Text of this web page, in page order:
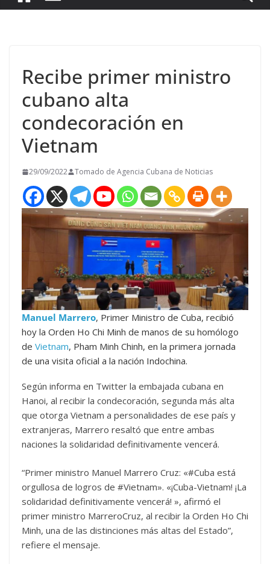
Recibe primer ministro
cubano alta
condecoración en
Vietnam
29/09/2022 Tomado de Agencia Cubana de Noticias
Manuel Marrero, Primer Ministro de Cuba, recibió
hoy la Orden Ho Chi Minh de manos de su homólogo
de Vietnam, Pham Minh Chinh, en la primera jornada
de una visita oficial a la nación Indochina.
Según informa en Twitter la embajada cubana en
Hanoi, al recibir la condecoración, segunda más alta
que otorga Vietnam a personalidades de ese país y
extranjeras, Marrero resaltó que entre ambas
naciones la solidaridad definitivamente vencerá.
“Primer ministro Manuel Marrero Cruz: «#Cuba está
orgullosa de logros de #Vietnam». «¡Cuba-Vietnam! ¡La
solidaridad definitivamente vencerá! », afirmó el
primer ministro MarreroCruz, al recibir la Orden Ho Chi
Minh, una de las distinciones más altas del Estado”,
refiere el mensaje.